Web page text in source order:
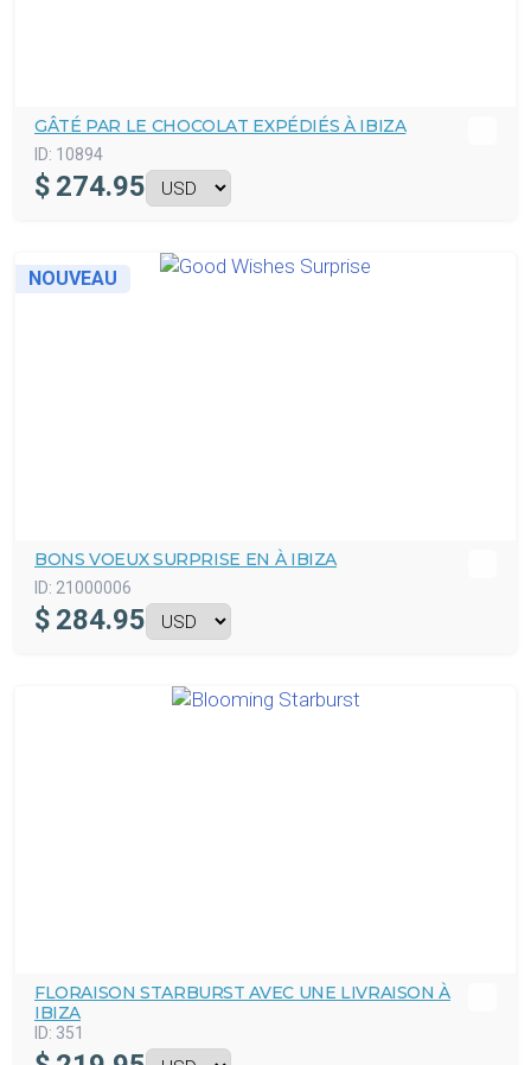
GÂTÉ PAR LE CHOCOLAT EXPÉDIÉS À IBIZA
ID: 10894
$ 274.95
NOUVEAU
BONS VOEUX SURPRISE EN À IBIZA
ID: 21000006
$ 284.95
FLORAISON STARBURST AVEC UNE LIVRAISON À
IBIZA
ID: 351